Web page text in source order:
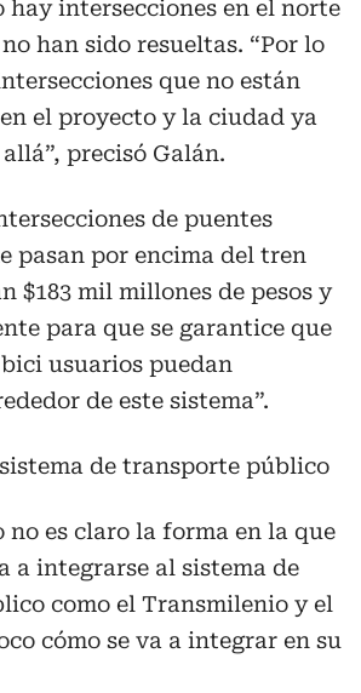
hay intersecciones en el norte
han sido resueltas. “Por lo
que no están
el proyecto y la ciudad ya
precisó Galán.
de puentes
pasan por encima del tren
$183 mil millones de pesos y
para que se garantice que
usuarios puedan
de este sistema”.
de transporte público
no es claro la forma en la que
a integrarse al sistema de
como el Transmilenio y el
cómo se va a integrar en su